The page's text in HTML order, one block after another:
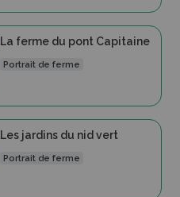
La ferme du pont Capitaine
Portrait de ferme
Les jardins du nid vert
Portrait de ferme